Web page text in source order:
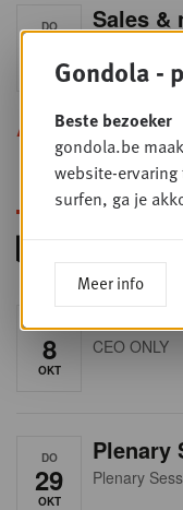
DO
SEP
Sales &
Sales &
Alle opleidingen
DO
8
OKT
CEO ONLY
DO
29
OKT
Plenary
Plenary
Gondola -
Beste bezoeker
gondola.be
website-
surfen, ga je
Meer info